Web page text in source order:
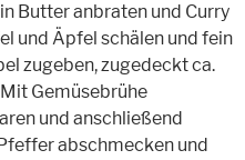
Butter anbraten und Curry
und Äpfel schälen und fein
zugeben, zugedeckt ca.
Gemüsebrühe
und anschließend
abschmecken und